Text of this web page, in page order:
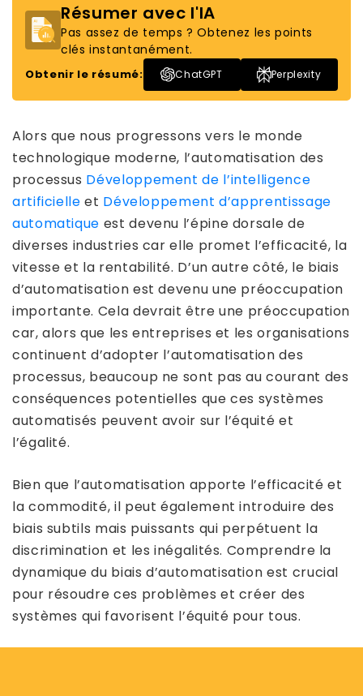
Résumer avec l'IA
Pas assez de temps ? Obtenez les points
clés instantanément.
Obtenir le résumé: ChatGPT Perplexity
Alors que nous progressons vers le monde
technologique moderne, l’automatisation des
processus Développement de l’intelligence
artificielle et Développement d’apprentissage
automatique est devenu l’épine dorsale de
diverses industries car elle promet l’efficacité, la
vitesse et la rentabilité. D’un autre côté, le biais
d’automatisation est devenu une préoccupation
importante. Cela devrait être une préoccupation
car, alors que les entreprises et les organisations
continuent d’adopter l’automatisation des
processus, beaucoup ne sont pas au courant des
conséquences potentielles que ces systèmes
automatisés peuvent avoir sur l’équité et
l’égalité.
Bien que l’automatisation apporte l’efficacité et
la commodité, il peut également introduire des
biais subtils mais puissants qui perpétuent la
discrimination et les inégalités. Comprendre la
dynamique du biais d’automatisation est crucial
pour résoudre ces problèmes et créer des
systèmes qui favorisent l’équité pour tous.